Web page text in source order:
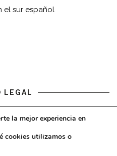
el sur español
LEGAL
la mejor experiencia en
cookies utilizamos o